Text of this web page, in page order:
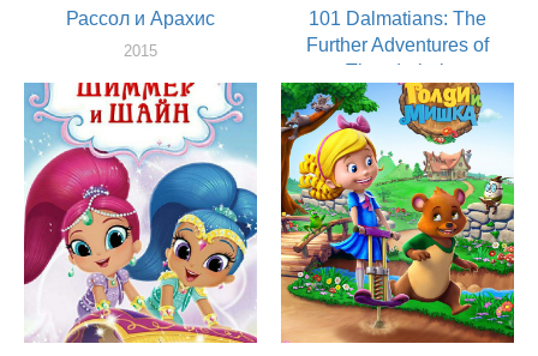
Рассол и Арахис
2015
101 Dalmatians: The
Further Adventures of
Thunderbolt
2015
актер